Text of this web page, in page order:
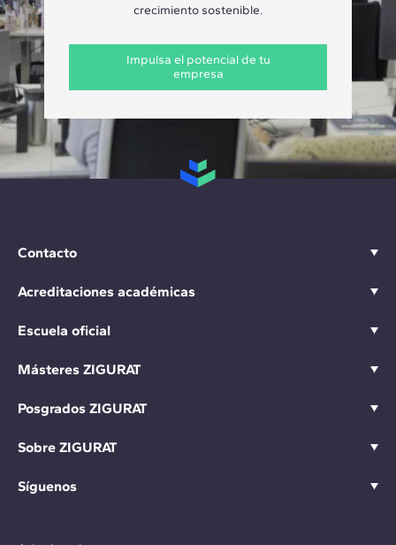
crecimiento sostenible.
Impulsa el potencial de tu
empresa
Contacto
Acreditaciones académicas
Escuela oficial
Másteres ZIGURAT
Posgrados ZIGURAT
Sobre ZIGURAT
Síguenos